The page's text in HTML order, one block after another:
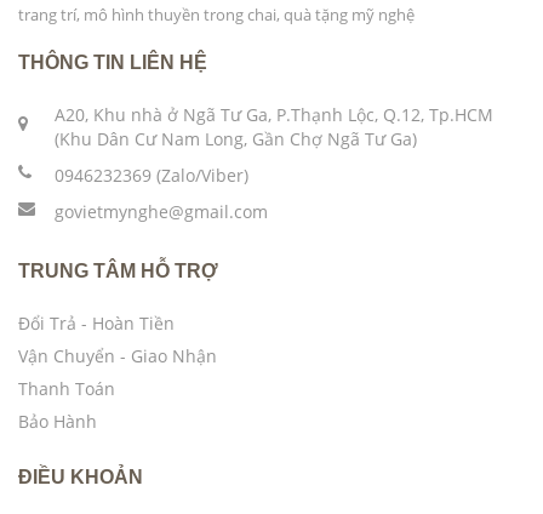
trang trí, mô hình thuyền trong chai, quà tặng mỹ nghệ
THÔNG TIN LIÊN HỆ
A20, Khu nhà ở Ngã Tư Ga, P.Thạnh Lộc, Q.12, Tp.HCM
(Khu Dân Cư Nam Long, Gần Chợ Ngã Tư Ga)
0946232369 (Zalo/Viber)
govietmynghe@gmail.com
TRUNG TÂM HỖ TRỢ
Đổi Trả - Hoàn Tiền
Vận Chuyển - Giao Nhận
Thanh Toán
Bảo Hành
ĐIỀU KHOẢN